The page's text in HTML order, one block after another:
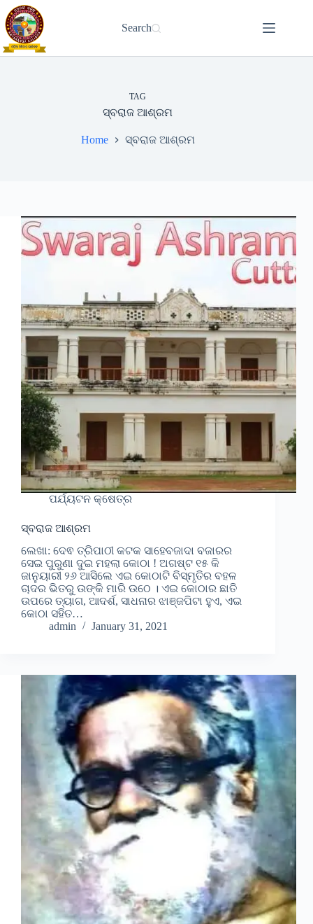
Skip
to
content
Search
TAG
ସ୍ବରାଜ ଆଶ୍ରମ
Home ସ୍ବରାଜ ଆଶ୍ରମ
ପର୍ଯ୍ୟଟନ କ୍ଷେତ୍ର
ସ୍ବରାଜ ଆଶ୍ରମ
ଲେଖା: ଦେଵ ତ୍ରିପାଠୀ କଟକ ସାହେବଜାଦା ବଜାରର
ସେଇ ପୁରୁଣା ଦୁଇ ମହଲା କୋଠା ! ଅଗଷ୍ଟ ୧୫ କି
ଜାନୁୟାରୀ ୨୬ ଆସିଲେ ଏଇ କୋଠାଟି ବିସ୍ମୃତିର ବହଳ
ଚାଦର ଭିତରୁ ଉଙ୍କି ମାରି ଉଠେ । ଏଇ କୋଠାର ଛାତି
ଉପରେ ତ୍ୟାଗ, ଆଦର୍ଶ, ସାଧନାର ଝାଞ୍ଜପିଟା ହୁଏ, ଏଇ
କୋଠା ସହିତ…
admin
January 31, 2021